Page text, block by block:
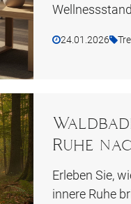
24.01.2026
Ruhe
Erleben Sie,
innere Ruhe